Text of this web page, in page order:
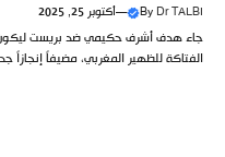
By Dr TALBI
—أكتوبر 25, 2025
جاء هدف أشرف حكيمي ضد بريست ليكون
الفتاكة للظهير المغربي، مضيفاً